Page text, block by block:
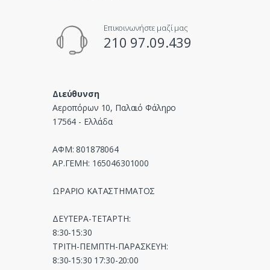
Επικοινωνήστε μαζί μας
210 97.09.439
Διεύθυνση
Αεροπόρων 10, Παλαιό Φάληρο
17564 - Ελλάδα
ΑΦΜ: 801878064
ΑΡ.ΓΕΜΗ: 165046301000
ΩΡΑΡΙΟ ΚΑΤΑΣΤΗΜΑΤΟΣ
ΔΕΥΤΕΡΑ-ΤΕΤΑΡΤΗ:
8:30-15:30
ΤΡΙΤΗ-ΠΕΜΠΤΗ-ΠΑΡΑΣΚΕΥΗ:
8:30-15:30 17:30-20:00